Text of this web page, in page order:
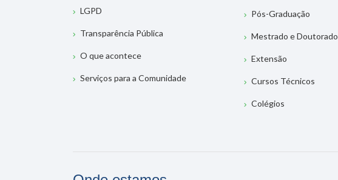
LGPD
Transparência Pública
O que acontece
Serviços para a Comunidade
Pós-Graduação
Mestrado e Doutorado
Extensão
Cursos Técnicos
Colégios